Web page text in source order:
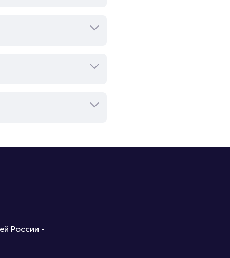
России -